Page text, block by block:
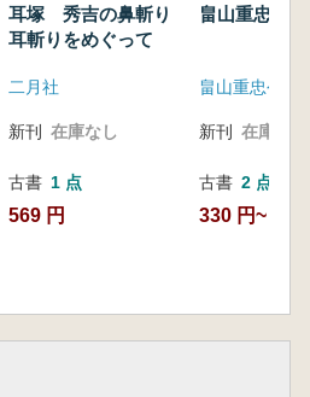
耳塚 秀吉の鼻斬り
耳斬りをめぐって
二月社
新刊 在庫なし
古書 1 点
569 円
畠山重忠公
畠山重忠公史
新刊 在庫なし
古書 2 点
330 円~